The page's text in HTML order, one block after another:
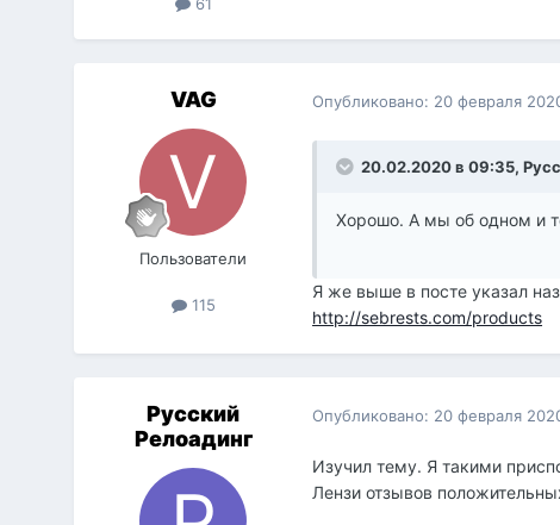
61
VAG
Пользователи
115
Опубликовано: 20 февраля
20.02.2020 в 09:35,
Хорошо. А мы об одном и
Я же выше в посте указал
http://sebrests.com/products
Русский
Релоадинг
Опубликовано: 20 февраля
Изучил тему. Я такими
Лензи отзывов